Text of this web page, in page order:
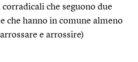
che seguono due
che hanno in comune almeno
e arrossire)